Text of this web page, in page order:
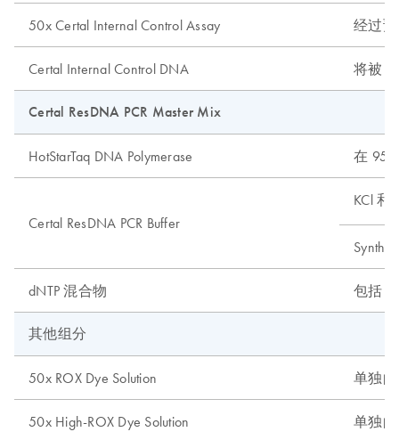
50x Certal Internal Control Assay 经过
Certal Internal Control DNA 将被
Certal ResDNA PCR Master Mix
HotStarTaq DNA Polymerase 在
Certal ResDNA PCR Buffer
KCl 和
dNTP 混合物 包括
其他组分
50x ROX Dye Solution 单独的
50x High-ROX Dye Solution 单独的